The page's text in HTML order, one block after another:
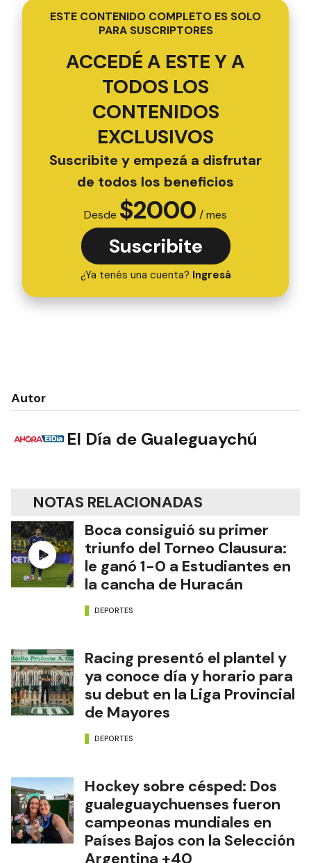
ESTE CONTENIDO COMPLETO ES SOLO
PARA SUSCRIPTORES
ACCEDÉ A ESTE Y A
TODOS LOS
CONTENIDOS
EXCLUSIVOS
Suscribite y empezá a disfrutar
de todos los beneficios
Desde $2000 / mes
Suscribite
¿Ya tenés una cuenta? Ingresá
Autor
El Día de Gualeguaychú
NOTAS RELACIONADAS
Boca consiguió su primer
triunfo del Torneo Clausura:
le ganó 1-0 a Estudiantes en
la cancha de Huracán
DEPORTES
Racing presentó el plantel y
ya conoce día y horario para
su debut en la Liga Provincial
de Mayores
DEPORTES
Hockey sobre césped: Dos
gualeguaychuenses fueron
campeonas mundiales en
Países Bajos con la Selección
Argentina +40